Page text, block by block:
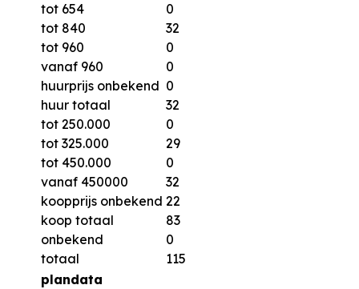
tot 654
0
tot 840
32
tot 960
0
vanaf 960
0
huurprijs onbekend 0
huur totaal
32
tot 250.000
0
tot 325.000
29
tot 450.000
0
vanaf 450000
32
koopprijs onbekend 22
koop totaal
83
onbekend
0
totaal
115
plandata